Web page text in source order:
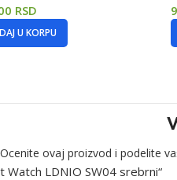
RSD
U KORPU
Ocenite ovaj proizvod i podelite
Watch LDNIO SW04 srebrni“